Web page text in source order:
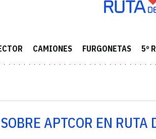
CAMIONES FURGONETAS 5º
APTCOR EN RUTA